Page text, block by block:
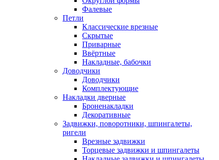
Фалевые
Петли
Классические врезные
Скрытые
Приварные
Ввёртные
Накладные, бабочки
Доводчики
Доводчики
Комплектующие
Накладки дверные
Броненакладки
Декоративные
Задвижки, поворотники, шпингалеты,
ригели
Врезные задвижки
Торцевые задвижки и шпингалеты